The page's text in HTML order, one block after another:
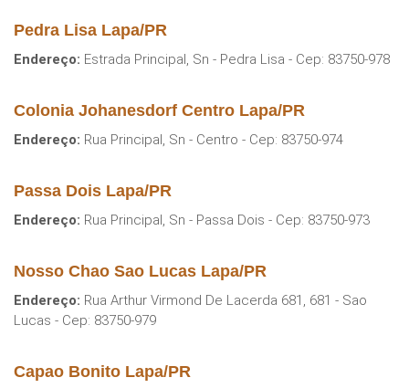
Pedra Lisa Lapa/PR
Endereço: Estrada Principal, Sn - Pedra Lisa - Cep: 83750-978
Colonia Johanesdorf Centro Lapa/PR
Endereço: Rua Principal, Sn - Centro - Cep: 83750-974
Passa Dois Lapa/PR
Endereço: Rua Principal, Sn - Passa Dois - Cep: 83750-973
Nosso Chao Sao Lucas Lapa/PR
Endereço: Rua Arthur Virmond De Lacerda 681, 681 - Sao
Lucas - Cep: 83750-979
Capao Bonito Lapa/PR